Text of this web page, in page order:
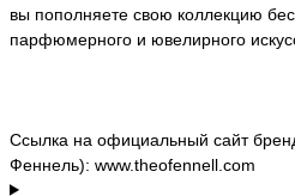
вы пополняете свою коллекцию
парфюмерного и ювелирного
Сcылка на официальный сайт
Феннель): www.theofennell.com